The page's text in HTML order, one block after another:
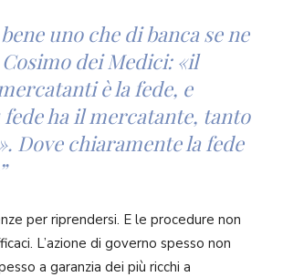
uno che di banca se ne
dei Medici: «il
è la fede, e
ha il mercatante, tanto
Dove chiaramente la fede
per riprendersi. E le procedure non
L’azione di governo spesso non
a garanzia dei più ricchi a